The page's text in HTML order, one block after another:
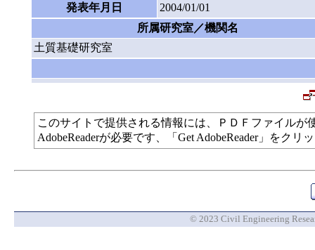
発表年月日
2004/01/01
所属研究室／機関名
土質基礎研究室
このサイトで提供される情報には、ＰＤＦファイル
AdobeReaderが必要です、「Get AdobeReader」をク
© 2023 Civil Engineering